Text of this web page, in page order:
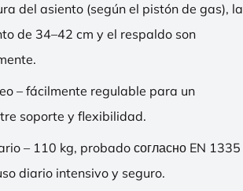
del asiento (según el pistón de gas), la
de 34–42 cm y el respaldo son
– fácilmente regulable para un
soporte y flexibilidad.
– 110 kg, probado согласно EN 1335
diario intensivo y seguro.